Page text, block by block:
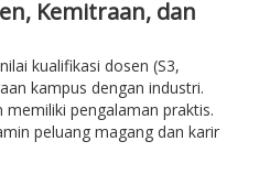
Kemitraan, dan
kualifikasi dosen (S3,
kampus dengan industri.
pengalaman praktis.
peluang magang dan karir